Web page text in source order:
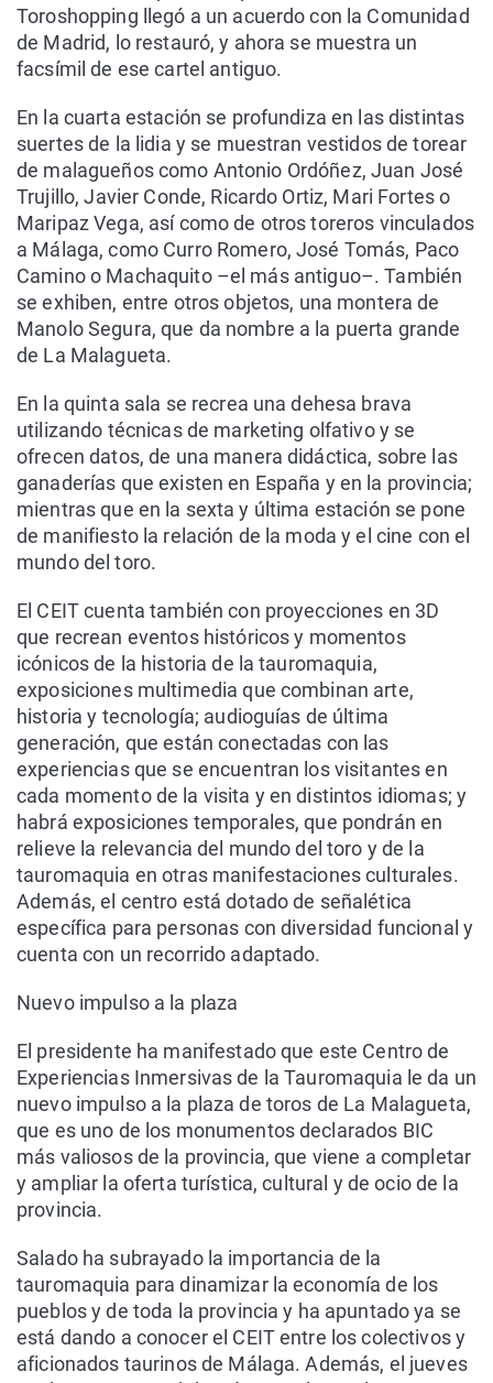
Toroshopping llegó a un acuerdo con la Comunidad
de Madrid, lo restauró, y ahora se muestra un
facsímil de ese cartel antiguo.
En la cuarta estación se profundiza en las distintas
suertes de la lidia y se muestran vestidos de torear
de malagueños como Antonio Ordóñez, Juan José
Trujillo, Javier Conde, Ricardo Ortiz, Mari Fortes o
Maripaz Vega, así como de otros toreros vinculados
a Málaga, como Curro Romero, José Tomás, Paco
Camino o Machaquito –el más antiguo–. También
se exhiben, entre otros objetos, una montera de
Manolo Segura, que da nombre a la puerta grande
de La Malagueta.
En la quinta sala se recrea una dehesa brava
utilizando técnicas de marketing olfativo y se
ofrecen datos, de una manera didáctica, sobre las
ganaderías que existen en España y en la provincia;
mientras que en la sexta y última estación se pone
de manifiesto la relación de la moda y el cine con el
mundo del toro.
El CEIT cuenta también con proyecciones en 3D
que recrean eventos históricos y momentos
icónicos de la historia de la tauromaquia,
exposiciones multimedia que combinan arte,
historia y tecnología; audioguías de última
generación, que están conectadas con las
experiencias que se encuentran los visitantes en
cada momento de la visita y en distintos idiomas; y
habrá exposiciones temporales, que pondrán en
relieve la relevancia del mundo del toro y de la
tauromaquia en otras manifestaciones culturales.
Además, el centro está dotado de señalética
específica para personas con diversidad funcional y
cuenta con un recorrido adaptado.
Nuevo impulso a la plaza
El presidente ha manifestado que este Centro de
Experiencias Inmersivas de la Tauromaquia le da un
nuevo impulso a la plaza de toros de La Malagueta,
que es uno de los monumentos declarados BIC
más valiosos de la provincia, que viene a completar
y ampliar la oferta turística, cultural y de ocio de la
provincia.
Salado ha subrayado la importancia de la
tauromaquia para dinamizar la economía de los
pueblos y de toda la provincia y ha apuntado ya se
está dando a conocer el CEIT entre los colectivos y
aficionados taurinos de Málaga. Además, el jueves